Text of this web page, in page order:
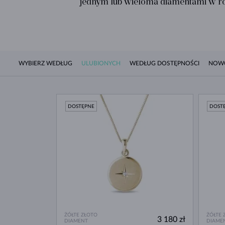
WYBIERZ WEDŁUG ULUBIONYCH WEDŁUG DOSTĘPNOŚCI
ŻÓŁTE ZŁOTO
DIAMENT
DOSTĘPNE
3 180 zł
ŻÓŁTE